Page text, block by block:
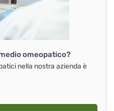
omeopatico?
nella nostra azienda è